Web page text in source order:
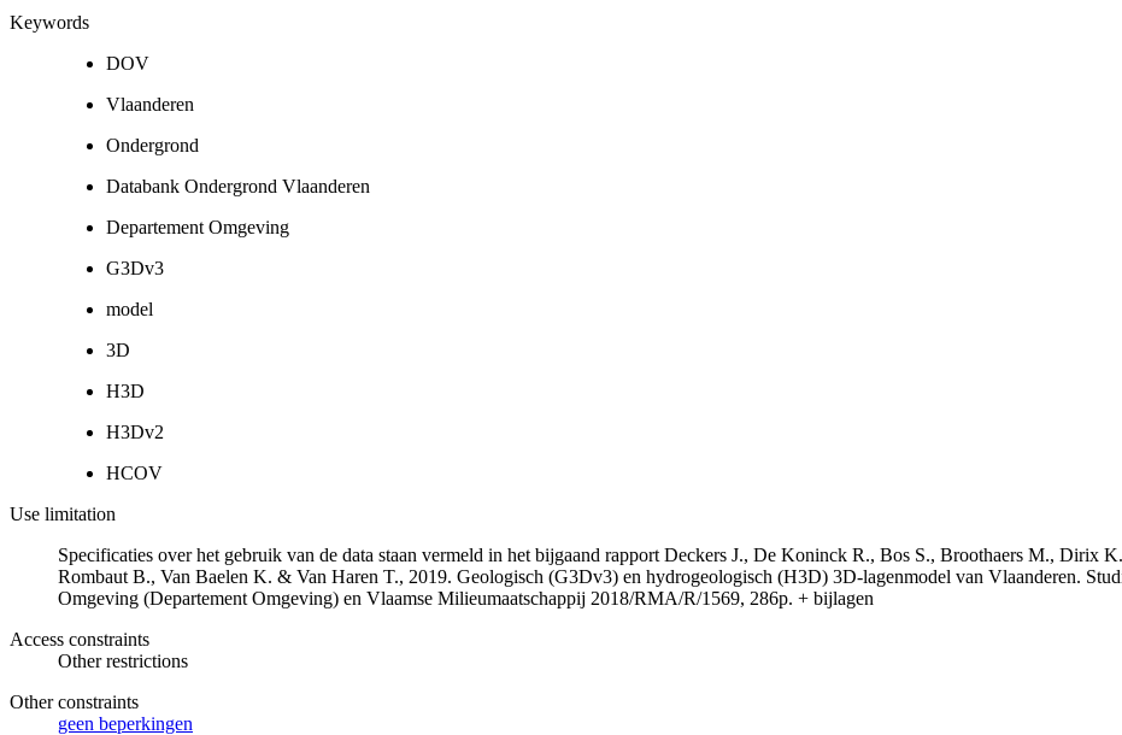
Keywords
DOV
Vlaanderen
Ondergrond
Databank Ondergrond Vlaanderen
Departement Omgeving
G3Dv3
model
3D
H3D
H3Dv2
HCOV
Use limitation
Specificaties over het gebruik van de data staan vermeld in het bijgaand rapport Deckers J., De Koninck R., Bos S., Broothaers M., Dirix
Rombaut B., Van Baelen K. & Van Haren T., 2019. Geologisch (G3Dv3) en hydrogeologisch (H3D) 3D-lagenmodel van Vlaanderen.
Omgeving (Departement Omgeving) en Vlaamse Milieumaatschappij 2018/RMA/R/1569, 286p. + bijlagen
Access constraints
Other restrictions
Other constraints
geen beperkingen